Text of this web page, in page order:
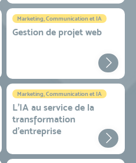
Marketing, Communication et IA
Gestion de projet web
Marketing, Communication et IA
L'IA au service de la
transformation
d'entreprise